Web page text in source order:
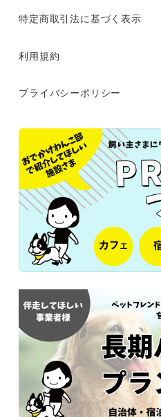
特定商取引法に基づく表示
利用規約
プライバシーポリシー